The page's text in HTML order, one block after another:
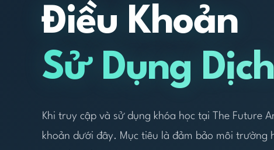
Điều Khoản
Sử Dụng
Khi truy cập và sử dụng khóa học tại The Future
khoản dưới đây. Mục tiêu là đảm bảo môi trường